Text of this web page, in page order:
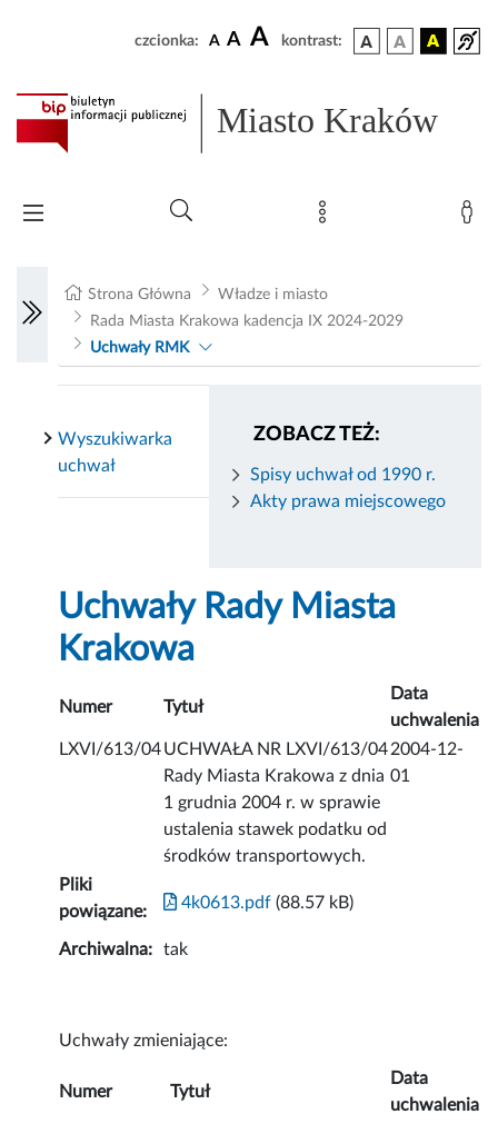
czcionka: A A A kontrast:
Miasto Kraków
Strona Główna
Władze i miasto
Rada Miasta Krakowa kadencja IX 2024-2029
Uchwały RMK
ZOBACZ TEŻ:
Spisy uchwał od 1990 r.
Akty prawa miejscowego
Wyszukiwarka
uchwał
Uchwały Rady Miasta
Krakowa
Numer Tytuł
Data
uchwalenia
LXVI/613/04UCHWAŁA NR LXVI/613/04
Rady Miasta Krakowa z dnia
1 grudnia 2004 r. w sprawie
ustalenia stawek podatku od
środków transportowych.
2004-12-
01
Pliki
powiązane:
4k0613.pdf (88.57 kB)
Archiwalna: tak
Uchwały zmieniające:
Numer Tytuł
Data
uchwalenia